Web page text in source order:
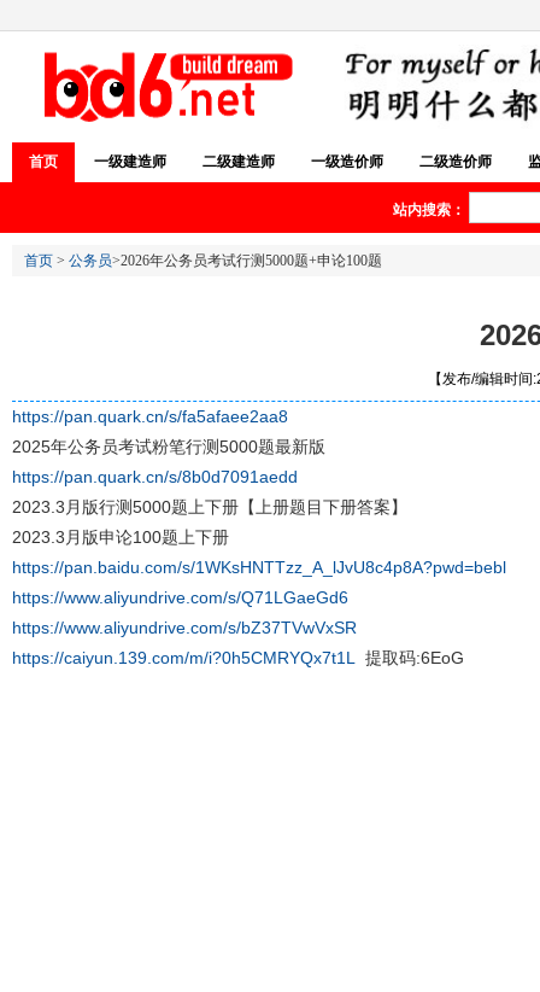
首页 一级建造师 二级建造师 一级造价师 二级造价师
站内搜索：
首页 > 公务员>2026年公务员考试行测5000题+申论100题
【发布/编辑时
https://pan.quark.cn/s/fa5afaee2aa8
2025年公务员考试粉笔行测5000题最新版
https://pan.quark.cn/s/8b0d7091aedd
2023.3月版行测5000题上下册【上册题目下册答案】
2023.3月版申论100题上下册
https://pan.baidu.com/s/1WKsHNTTzz_A_lJvU8c4p8A?pwd=bebl
https://www.aliyundrive.com/s/Q71LGaeGd6
https://www.aliyundrive.com/s/bZ37TVwVxSR
https://caiyun.139.com/m/i?0h5CMRYQx7t1L
提取码:6EoG